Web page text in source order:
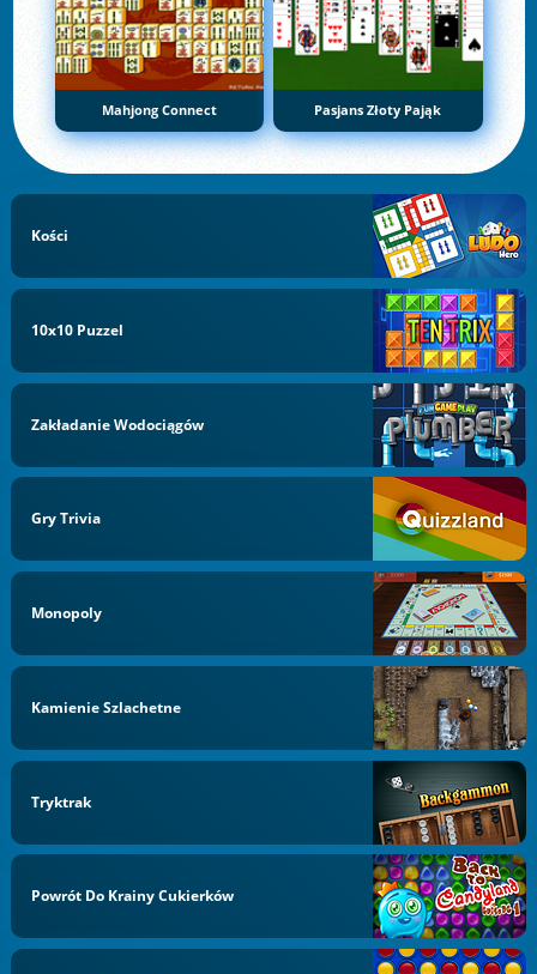
Mahjong Connect Pasjans Złoty Pająk
Kości
10x10 Puzzel
Zakładanie Wodociągów
Gry Trivia
Monopoly
Kamienie Szlachetne
Tryktrak
Powrót Do Krainy Cukierków